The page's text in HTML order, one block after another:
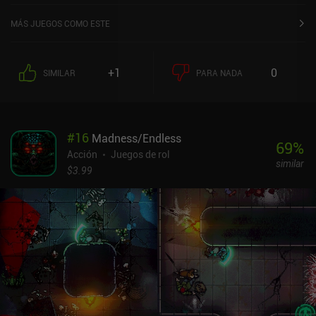
MÁS JUEGOS COMO ESTE
SIMILAR +1 PARA NADA 0
#16 Madness/Endless
Acción
Juegos de rol
$3.99
69%
similar